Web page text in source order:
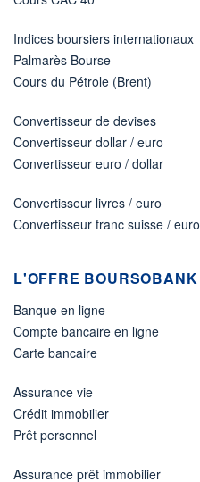
Indices boursiers internationaux
Palmarès Bourse
Cours du Pétrole (Brent)
Convertisseur de devises
Convertisseur dollar / euro
Convertisseur euro / dollar
Convertisseur livres / euro
Convertisseur franc suisse / euro
L'OFFRE BOURSOBANK
Banque en ligne
Compte bancaire en ligne
Carte bancaire
Assurance vie
Crédit immobilier
Prêt personnel
Assurance prêt immobilier